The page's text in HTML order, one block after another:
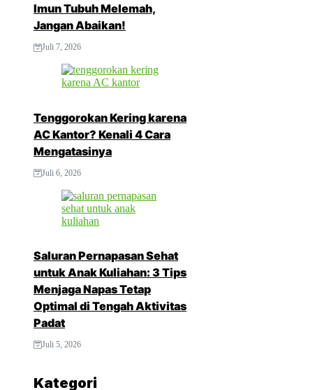
Imun Tubuh Melemah,
Jangan Abaikan!
Juli 7, 2026
Tenggorokan Kering karena
AC Kantor? Kenali 4 Cara
Mengatasinya
Juli 6, 2026
Saluran Pernapasan Sehat
untuk Anak Kuliahan: 3 Tips
Menjaga Napas Tetap
Optimal di Tengah Aktivitas
Padat
Juli 5, 2026
Kategori